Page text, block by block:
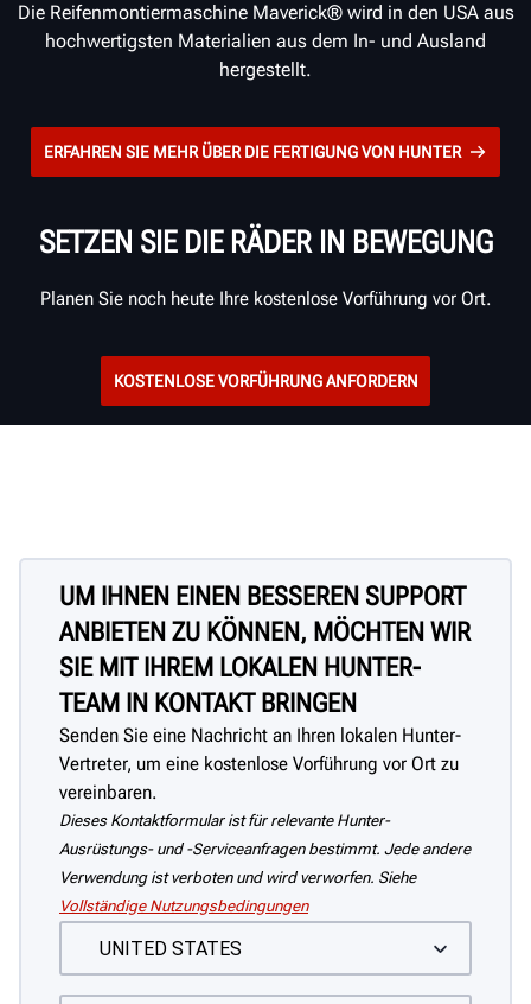
Die Reifenmontiermaschine Maverick® wird in den USA aus
hochwertigsten Materialien aus dem In- und Ausland
hergestellt.
ERFAHREN SIE MEHR ÜBER DIE FERTIGUNG VON HUNTER
SETZEN SIE DIE RÄDER IN BEWEGUNG
Planen Sie noch heute Ihre kostenlose Vorführung vor Ort.
KOSTENLOSE VORFÜHRUNG ANFORDERN
UM IHNEN EINEN BESSEREN SUPPORT
ANBIETEN ZU KÖNNEN, MÖCHTEN WIR
SIE MIT IHREM LOKALEN HUNTER-
TEAM IN KONTAKT BRINGEN
Senden Sie eine Nachricht an Ihren lokalen Hunter-
Vertreter, um eine kostenlose Vorführung vor Ort zu
vereinbaren.
Dieses Kontaktformular ist für relevante Hunter-
Ausrüstungs- und -Serviceanfragen bestimmt. Jede andere
Verwendung ist verboten und wird verworfen. Siehe
Vollständige Nutzungsbedingungen